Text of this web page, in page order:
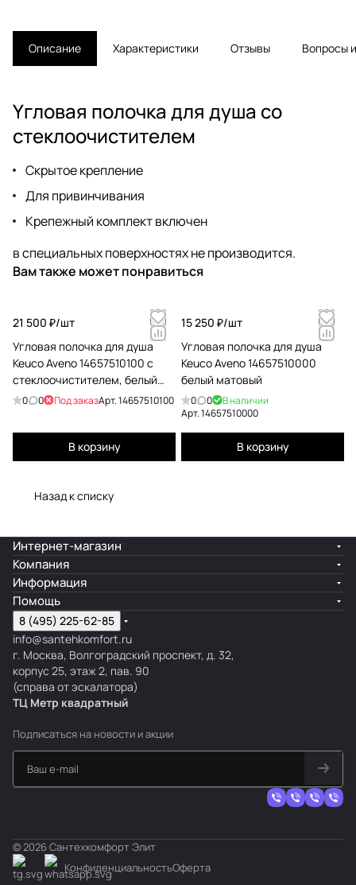
Описание Характеристики Отзывы Вопросы
Yгловая полочка для душа cо
стеклоочистителем
Cкрытое крепление
Для привинчивания
Крепежный комплект включен
в специальных поверхностях не производится.
Вам также может понравиться
21 500 ₽/шт
Угловая полочка для душа
Keuco Aveno 14657510100 с
стеклоочистителем, белый
матовый
0 0 Под заказАрт.14657510100
В корзину
15 250 ₽/шт
Угловая полочка для душа
Keuco Aveno 14657510000
белый матовый
0 0
В наличии
Арт.14657510000
В корзину
Назад к списку
Интернет-магазин
Компания
Информация
Помощь
8 (495) 225-62-85
info@santehkomfort.ru
г. Москва, Волгоградский проспект, д. 32,
корпус 25, этаж 2, пав. 90
(справа от эскалатора)
ТЦ Метр квадратный
Подписаться на новости и акции
© 2026 Сантехкомфорт Элит
КонфиденциальностьОферта